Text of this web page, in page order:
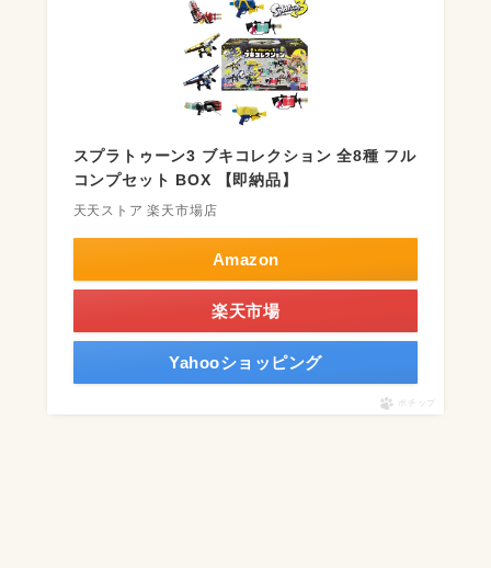
スプラトゥーン3 ブキコレクション 全8種 フル
コンプセット BOX 【即納品】
天天ストア 楽天市場店
Amazon
楽天市場
Yahooショッピング
ポチップ